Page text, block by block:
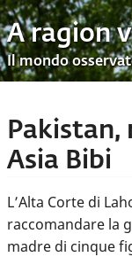
A ragion
Il mondo
Pakistan,
Asia Bibi
L’Alta Corte di
raccomandare la
madre di cinque